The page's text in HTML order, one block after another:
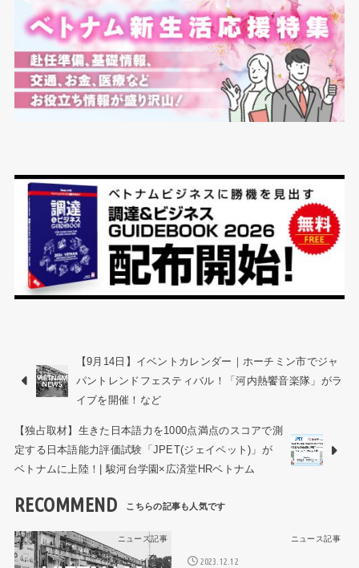
【9月14日】イベントカレンダー｜ホーチミン市でジャ
パントレンドフェスティバル！「河内熱饗音楽隊」がラ
イブを開催！など
【独占取材】生きた日本語力を1000点満点のスコアで測
定する日本語能力評価試験「JPET(ジェイペット)」が
ベトナムに上陸！| 駿河台学園×広済堂HRベトナム
RECOMMEND
ニュース記事 ニュース記事
2023.12.12